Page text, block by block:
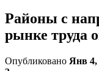
Районы с
рынке труда
Опубликовано Янв 4,